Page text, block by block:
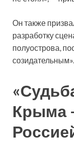
Он также
разработку
полуострова,
созидательным».
Крыма